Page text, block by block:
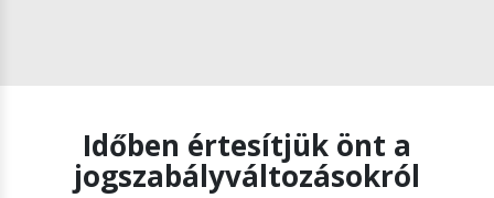
Időben értesítjük önt a
jogszabályváltozásokról